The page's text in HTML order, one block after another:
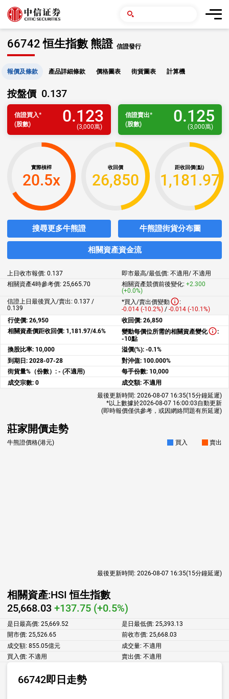
66742 恒生指數 熊證 信證發行
報價及條款 產品詳細條款 價格圖表 街貨圖表 計算機
按盤價 0.137
信證買入*
(股數)
0.123
(3,000萬)
信證賣出*
(股數)
0.125
(3,000萬)
實際槓桿
20.5x
收回價
26,850
距收回價(點)
1,181.97
搜尋更多牛熊證 牛熊證街貨分布圖
相關資產資金流
上日收市報價: 0.137 即市最高/最低價: 不適用/ 不適用
相關資產4時參考價: 25,665.70 相關資產競價前後變化: +2.300
(+0.0%)
信證上日最後買入/賣出: 0.137 /
0.139
*買入/賣出價變動
:
-0.014 (-10.2%) / -0.014 (-10.1%)
行使價: 26,950 收回價: 26,850
相關資產價距收回價: 1,181.97/4.6% 變動每價位所需的相關資產變化
:
-10點
換股比率: 10,000 溢價(%): -0.1%
到期日: 2028-07-28 對沖值: 100.000%
街貨量%（份數）: - (不適用) 每手份數: 10,000
成交宗數: 0 成交額: 不適用
最後更新時間: 2026-08-07 16:35(15分鐘延遲)
*以上數據於2026-08-07 16:00:03自動更新
(即時報價僅供參考，或因網絡問題有所延遲)
莊家開價走勢
牛熊證價格(港元) 買入 賣出
最後更新時間: 2026-08-07 16:35(15分鐘延遲)
相關資產:HSI 恒生指數
25,668.03 +137.75 (+0.5%)
是日最高價: 25,669.52 是日最低價: 25,393.13
開市價: 25,526.65 前收市價: 25,668.03
成交額: 855.05億元 成交量: 不適用
買入價: 不適用 賣出價: 不適用
66742即日走勢